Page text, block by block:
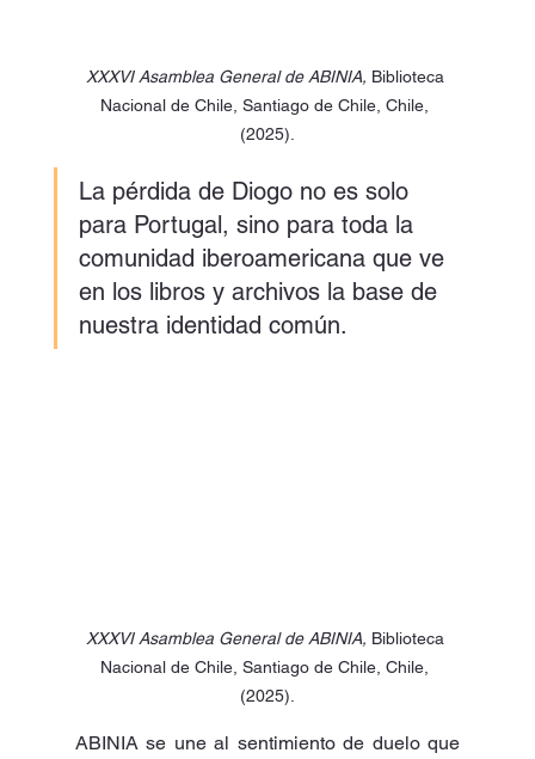
XXXVI Asamblea General de ABINIA, Biblioteca
Nacional de Chile, Santiago de Chile, Chile,
(2025).
La pérdida de Diogo no es solo
para Portugal, sino para toda la
comunidad iberoamericana que ve
en los libros y archivos la base de
nuestra identidad común.
XXXVI Asamblea General de ABINIA, Biblioteca
Nacional de Chile, Santiago de Chile, Chile,
(2025).
ABINIA se une al sentimiento de duelo que